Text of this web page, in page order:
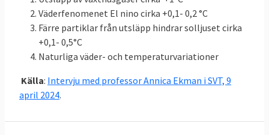
2016-2018:
43,366
(LULUCF)
Klicka på länkarna i tabellen för att se
källan. MtCO2e betyder miljoner ton
koldioxidekvivalenter, ett mått på mängden
växthusgaser.
Väderfenomenet El nino cirka +0,1- 0,2 °C
Färre partiklar från utsläpp hindrar solljuset cirka
+0,1- 0,5°C
Naturliga väder- och temperaturvariationer
Källa: Intervju med professor Annica Ekman i SVT, 9
april 2024.